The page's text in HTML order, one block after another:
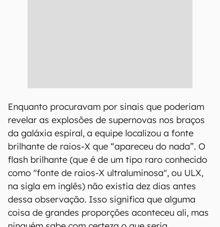
Enquanto procuravam por sinais que poderiam
revelar as explosões de supernovas nos braços
da galáxia espiral, a equipe localizou a fonte
brilhante de raios-X que “apareceu do nada”. O
flash brilhante (que é de um tipo raro conhecido
como "fonte de raios-X ultraluminosa", ou ULX,
na sigla em inglês) não existia dez dias antes
dessa observação. Isso significa que alguma
coisa de grandes proporções aconteceu ali, mas